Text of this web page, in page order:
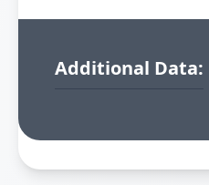
Additional Data: